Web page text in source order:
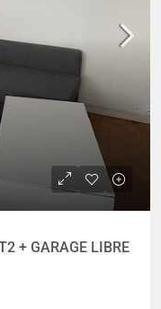
+ GARAGE LIBRE